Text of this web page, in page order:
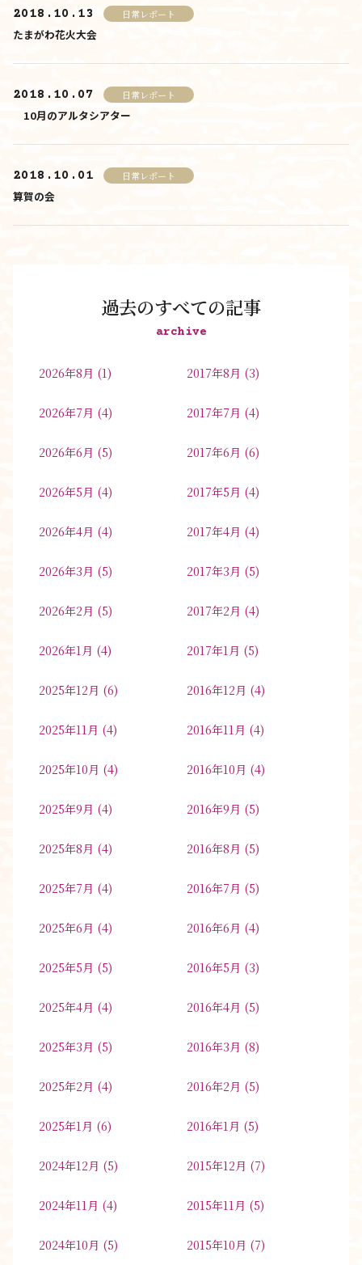
お問合せ
2018.10.13 日常レポート
たまがわ花火大会
2018.10.07 日常レポート
10月のアルタシアター
2018.10.01 日常レポート
算賀の会
過去のすべての記事
archive
2026年8月 (1)
2026年7月 (4)
2026年6月 (5)
2026年5月 (4)
2026年4月 (4)
2026年3月 (5)
2026年2月 (5)
2026年1月 (4)
2025年12月 (6)
2025年11月 (4)
2025年10月 (4)
2025年9月 (4)
2025年8月 (4)
2025年7月 (4)
2025年6月 (4)
2025年5月 (5)
2025年4月 (4)
2025年3月 (5)
2025年2月 (4)
2025年1月 (6)
2024年12月 (5)
2024年11月 (4)
2024年10月 (5)
2017年8月 (3)
2017年7月 (4)
2017年6月 (6)
2017年5月 (4)
2017年4月 (4)
2017年3月 (5)
2017年2月 (4)
2017年1月 (5)
2016年12月 (4)
2016年11月 (4)
2016年10月 (4)
2016年9月 (5)
2016年8月 (5)
2016年7月 (5)
2016年6月 (4)
2016年5月 (3)
2016年4月 (5)
2016年3月 (8)
2016年2月 (5)
2016年1月 (5)
2015年12月 (7)
2015年11月 (5)
2015年10月 (7)